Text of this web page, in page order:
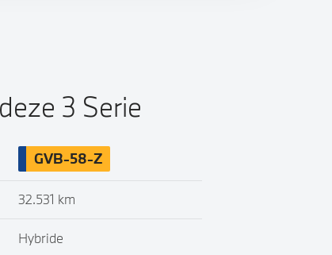
3 Serie
GVB-58-Z
32.531 km
Hybride